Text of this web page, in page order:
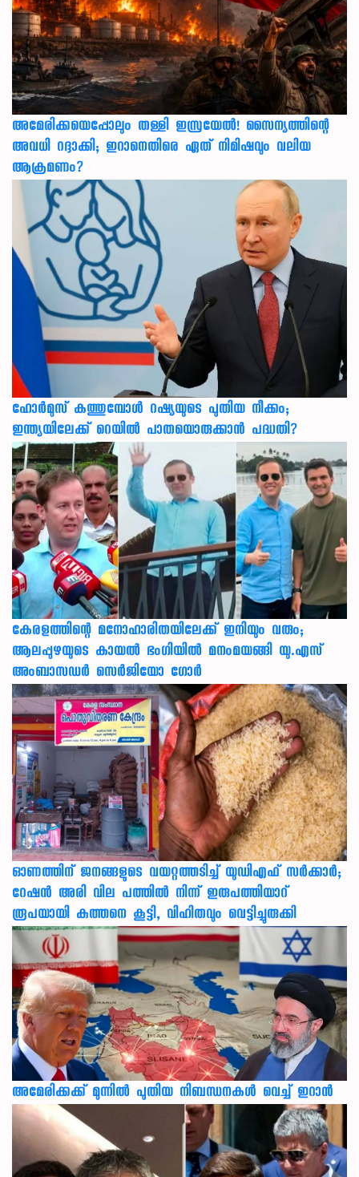
അമേരിക്കയെപ്പോലും തള്ളി ഇസ്രയേൽ! സൈന്യത്തിന്റെ
അവധി റദ്ദാക്കി; ഇറാനെതിരെ ഏത് നിമിഷവും വലിയ
ആക്രമണം?
ഹോർമുസ് കത്തുമ്പോൾ റഷ്യയുടെ പുതിയ നീക്കം;
ഇന്ത്യയിലേക്ക് റെയിൽ പാതയൊരുക്കാൻ പദ്ധതി?
കേരളത്തിന്റെ മനോഹാരിതയിലേക്ക് ഇനിയും വരും;
ആലപ്പുഴയുടെ കായൽ ഭംഗിയിൽ മനംമയങ്ങി യു.എസ്
അംബാസഡർ സെർജിയോ ഗോർ
ഓണത്തിന് ജനങ്ങളുടെ വയറ്റത്തടിച്ച് യുഡിഎഫ് സർക്കാർ;
റേഷൻ അരി വില പത്തിൽ നിന്ന് ഇരുപത്തിയാറ്
രൂപയായി കുത്തനെ കൂട്ടി, വിഹിതവും വെട്ടിച്ചുരുക്കി
അമേരിക്കക്ക് മുന്നിൽ പുതിയ നിബന്ധനകൾ വെച്ച് ഇറാൻ